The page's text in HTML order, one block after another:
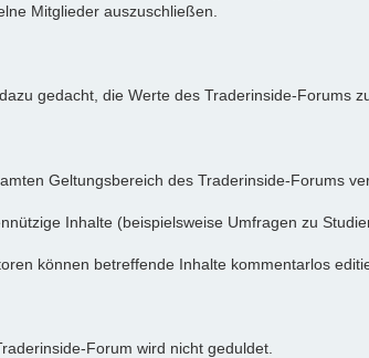
Mitglieder auszuschließen.
gedacht, die Werte des Traderinside-Forums
Geltungsbereich des Traderinside-Forums
Inhalte (beispielsweise Umfragen zu
können betreffende Inhalte kommentarlos
Forum wird nicht geduldet.